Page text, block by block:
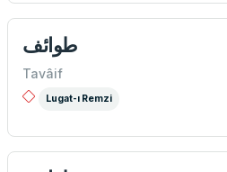
طوائف
Tavâif
Lugat-ı Remzi